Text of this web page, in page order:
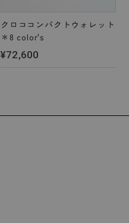
クロココンパクトウォレット
＊8 color's
¥72,600